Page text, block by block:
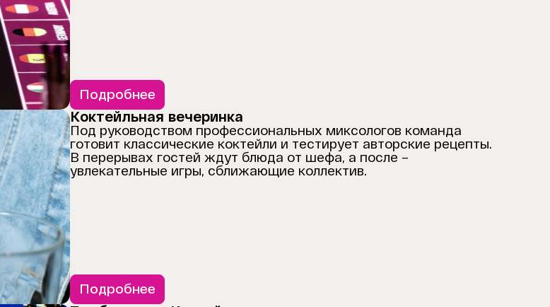
Подробнее
Коктейльная вечеринка
Под руководством профессиональных миксологов команда
готовит классические коктейли и тестирует авторские рецепты.
В перерывах гостей ждут блюда от шефа, а после –
увлекательные игры, сближающие коллектив.
Подробнее